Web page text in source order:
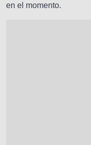
en el momento.